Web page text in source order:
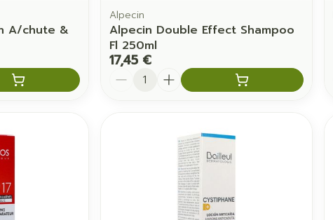
A/chute &
Alpecin
Alpecin Double Effect Shampoo
Fl 250ml
17,45 €
Quantité